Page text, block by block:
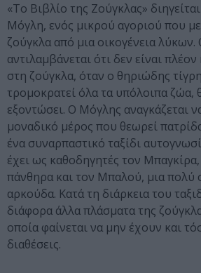
«Το Βιβλίο της Ζούγκλας»
Μόγλη, ενός μικρού αγοριού που
ζούγκλα από μια οικογένεια λύκων.
αντιλαμβάνεται ότι δεν είναι
στη ζούγκλα, όταν ο θηριώδης
τρομοκρατεί όλα τα υπόλοιπα ζώα,
εξοντώσει. Ο Μόγλης αναγκάζεται
μοναδικό μέρος που θεωρεί
ένα συναρπαστικό ταξίδι
έχει ως καθοδηγητές τον
πάνθηρα και τον Μπαλού, μια πολύ
αρκούδα. Κατά τη διάρκεια του
διάφορα άλλα πλάσματα της
οποία φαίνεται να μην έχουν και
διαθέσεις.